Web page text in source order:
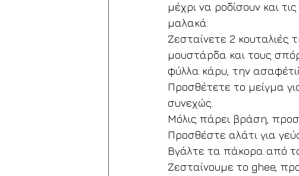
μέχρι να ροδίσουν και
μαλακά.
Ζεσταίνετε 2 κουταλιές
μουστάρδα και τους
φύλλα κάρυ, την
Προσθέτετε το μείγμα
συνεχώς.
Μόλις πάρει βράση,
Προσθέστε αλάτι για
Βγάλτε τα πάκορα από
Ζεσταίνουμε το ghee,